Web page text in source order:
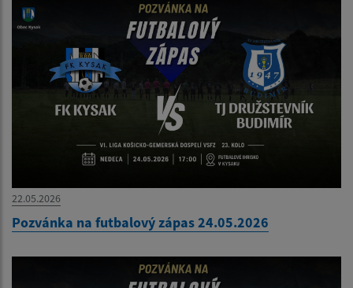
22.05.2026
Pozvánka na futbalový zápas 24.05.2026